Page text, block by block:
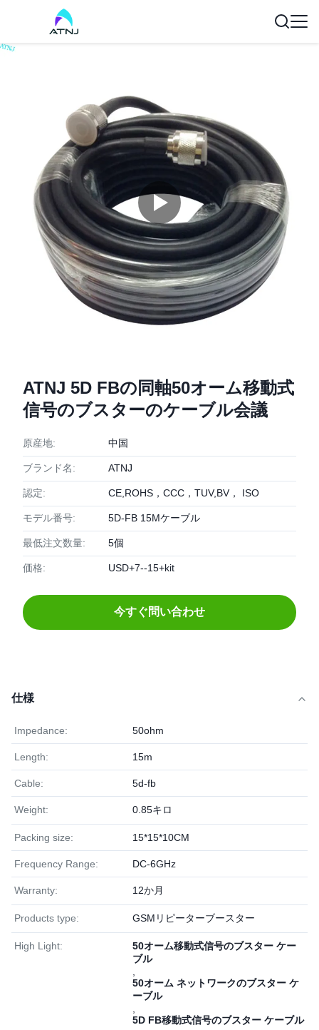
ATNJ 5D FBの同軸50オーム移動式
信号のブスターのケーブル会議
原産地: 中国
ブランド名: ATNJ
認定: CE,ROHS，CCC，TUV,BV， ISO
モデル番号: 5D-FB 15Mケーブル
最低注文数量: 5個
価格: USD+7--15+kit
今すぐ問い合わせ
仕様
Impedance: 50ohm
Length: 15m
Cable: 5d-fb
Weight: 0.85キロ
Packing size: 15*15*10CM
Frequency Range: DC-6GHz
Warranty: 12か月
Products type: GSMリピーターブースター
High Light:
50オーム移動式信号のブスター ケー
ブル
50オーム ネットワークのブスター ケ
ーブル
5D FB移動式信号のブスター ケーブル